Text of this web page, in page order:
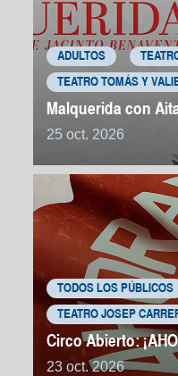
ADULTOS
TEATRO TOMÁS Y
Malquerida con
25 oct. 2026
TODOS LOS PÚBLICOS
TEATRO JOSEP
Circo Abierto:
23 oct. 2026